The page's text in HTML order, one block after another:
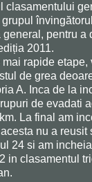
clasamentului
pentru a
2011.
rapide
de grea
A. Inca de la
de evadati
La final am
nu a reusit
24 si am
in clasamentul